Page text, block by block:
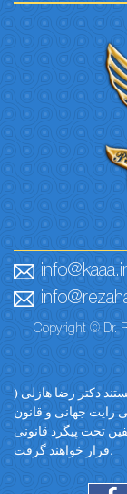
Copyright © Dr.
دکتر رضا هازلی (
رایت جهانی و قانون
تحت پیگرد قانونی
قرار خواهند گرفت.